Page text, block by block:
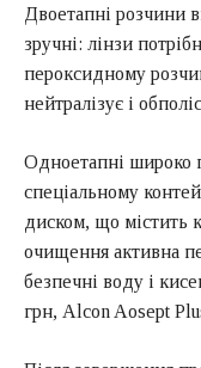
Двоетапні розчини
зручні: лінзи
пероксидному
нейтралізує і
Одноетапні широко
спеціальному
диском, що містить
очищення активна
безпечні воду і
грн, Alcon Aosept